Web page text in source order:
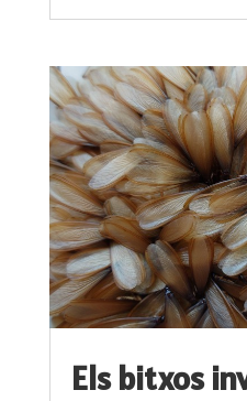
Els bitxos
gen. 4, 2022